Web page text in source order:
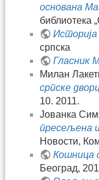
основана
библиотека
српска
Гласник
Милан
српске
10. 2011.
Јованка
пресељена
Новости,
Кошница
Београд,